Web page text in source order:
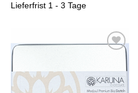
Lieferfrist 1 - 3 Tage
hinzufügen